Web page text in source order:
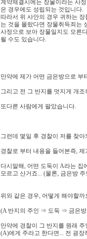
계약체결시에는 장물이라는 사
은 경우에도 성립되는 것입니다.
따라서 위 사안의 경우 귀하는
는 것을 몰랐다면 장물취득죄는
사정으로 보아 장물일지도 모른
될 수도 있습니다.
만약에 제가 어떤 금은방으로 부
그리고 전 그 반지를 멋지게 개
또다른 사람에게 팔았습니다.
그런데 몇일 후 경찰이 저를 찾
경찰로 부터 내용을 들어본즉,
다시말해, 어떤 도둑이 A라는 집
모르고 산거죠... (물론, 금은방
위와 같은 경우, 어떻게 해야할까
(A 반지의 주인 ⇒ 도둑 ⇒ 금은
만약에 경찰이 그 반지를 원래
(A)에게 주라고 한다면... 전 굉장